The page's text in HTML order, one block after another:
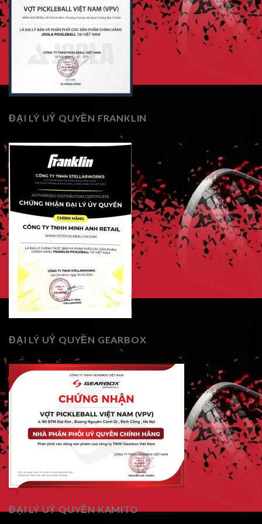
ĐẠI LÝ UỶ QUYỀN FRANKLIN
ĐẠI LÝ UỶ QUYỀN GEARBOX
ĐẠI LÝ UỶ QUYỀN KAMITO